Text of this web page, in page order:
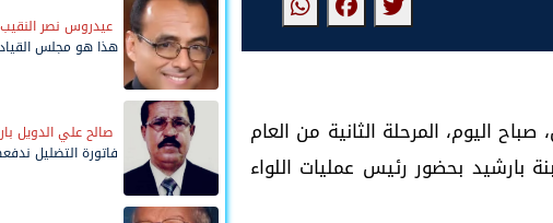
اليوم، المرحلة الثانية من العام
لبنة بارشيد بحضور رئيس عمليات اللواء
عيدروس نصر النقيب
هذا هو مجلس
صالح علي الدويل
فاتورة التضليل